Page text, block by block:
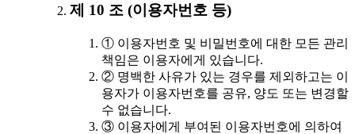
제 10 조 (이용자번호 등)
① 이용자번호 및 비밀번호에 대한 모든 관리
책임은 이용자에게 있습니다.
② 명백한 사유가 있는 경우를 제외하고는 이
용자가 이용자번호를 공유, 양도 또는 변경할
수 없습니다.
③ 이용자에게 부여된 이용자번호에 의하여